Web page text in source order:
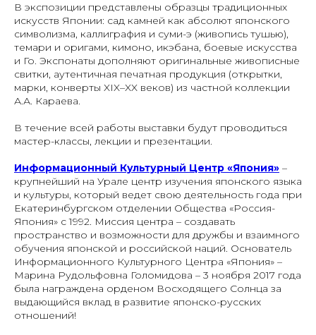
В экспозиции представлены образцы традиционных
искусств Японии: сад камней как абсолют японского
символизма, каллиграфия и суми-э (живопись тушью),
темари и оригами, кимоно, икэбана, боевые искусства
и Го. Экспонаты дополняют оригинальные живописные
свитки, аутентичная печатная продукция (открытки,
марки, конверты XIX–XX веков) из частной коллекции
А.А. Караева.
В течение всей работы выставки будут проводиться
мастер-классы, лекции и презентации.
Информационный Культурный Центр «Япония» –
крупнейший на Урале центр изучения японского языка
и культуры, который ведет свою деятельность года при
Екатеринбургском отделении Общества «Россия-
Япония» с 1992. Миссия центра – создавать
пространство и возможности для дружбы и взаимного
обучения японской и российской наций. Основатель
Информационного Культурного Центра «Япония» –
Марина Рудольфовна Голомидова – 3 ноября 2017 года
была награждена орденом Восходящего Солнца за
выдающийся вклад в развитие японско-русских
отношений!